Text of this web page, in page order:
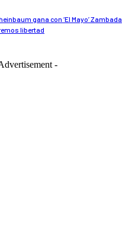
gana con ‘El Mayo’ Zambada
libertad
-